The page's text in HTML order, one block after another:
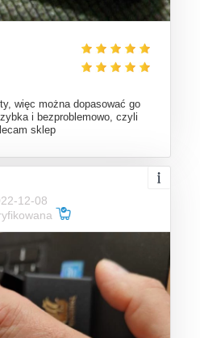
więc można dopasować go
i bezproblemowo, czyli
sklep
12-08